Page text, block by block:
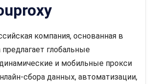
компания, основанная в
предлагает глобальные
и мобильные прокси
сбора данных, автоматизации,